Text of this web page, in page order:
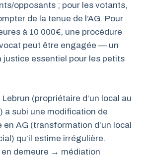
opposants ; pour les votants,
de la tenue de l’AG. Pour
à 10 000€, une procédure
peut être engagée — un
justice essentiel pour les petits
(propriétaire d’un local au
a subi une modification de
AG (transformation d’un local
qu’il estime irrégulière.
en demeure → médiation